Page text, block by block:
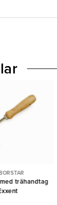
trähandtag